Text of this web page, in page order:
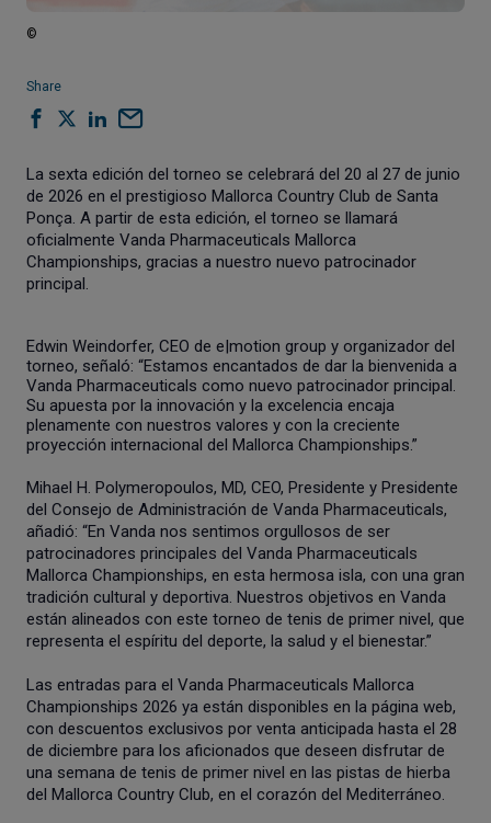
©
Share
La sexta edición del torneo se celebrará del 20 al 27 de junio
de 2026 en el prestigioso Mallorca Country Club de Santa
Ponça. A partir de esta edición, el torneo se llamará
oficialmente Vanda Pharmaceuticals Mallorca
Championships, gracias a nuestro nuevo patrocinador
principal.
Edwin Weindorfer, CEO de e|motion group y organizador del
torneo, señaló: “Estamos encantados de dar la bienvenida a
Vanda Pharmaceuticals como nuevo patrocinador principal.
Su apuesta por la innovación y la excelencia encaja
plenamente con nuestros valores y con la creciente
proyección internacional del Mallorca Championships.”
Mihael H. Polymeropoulos, MD, CEO, Presidente y Presidente
del Consejo de Administración de Vanda Pharmaceuticals,
añadió: “En Vanda nos sentimos orgullosos de ser
patrocinadores principales del Vanda Pharmaceuticals
Mallorca Championships, en esta hermosa isla, con una gran
tradición cultural y deportiva. Nuestros objetivos en Vanda
están alineados con este torneo de tenis de primer nivel, que
representa el espíritu del deporte, la salud y el bienestar.”
Las entradas para el Vanda Pharmaceuticals Mallorca
Championships 2026 ya están disponibles en la página web,
con descuentos exclusivos por venta anticipada hasta el 28
de diciembre para los aficionados que deseen disfrutar de
una semana de tenis de primer nivel en las pistas de hierba
del Mallorca Country Club, en el corazón del Mediterráneo.